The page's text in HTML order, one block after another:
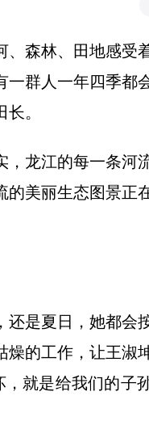
、森林、田地感受
一群人一年四季都
。
，龙江的每一条河
的美丽生态图景正
还是夏日，她都会
燥的工作，让王淑
就是给我们的子